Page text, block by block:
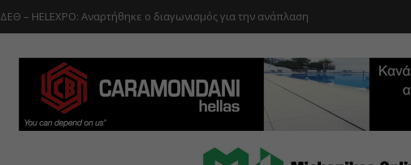
Βοιωτία: Αναστολή λειτουργίας του αιολικού πάρκου –